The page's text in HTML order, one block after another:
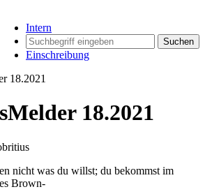
Intern
Suchen
Einschreibung
18.2021
18.2021
nicht was du willst; du bekommst im
Brown-